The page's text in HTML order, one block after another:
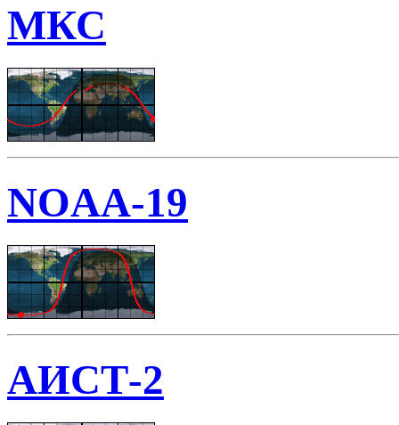
МКС
NOAA-19
АИСТ-2